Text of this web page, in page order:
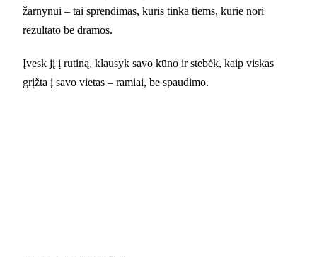
žarnynui – tai sprendimas, kuris tinka tiems, kurie nori
rezultato be dramos.
Įvesk jį į rutiną, klausyk savo kūno ir stebėk, kaip viskas
grįžta į savo vietas – ramiai, be spaudimo.